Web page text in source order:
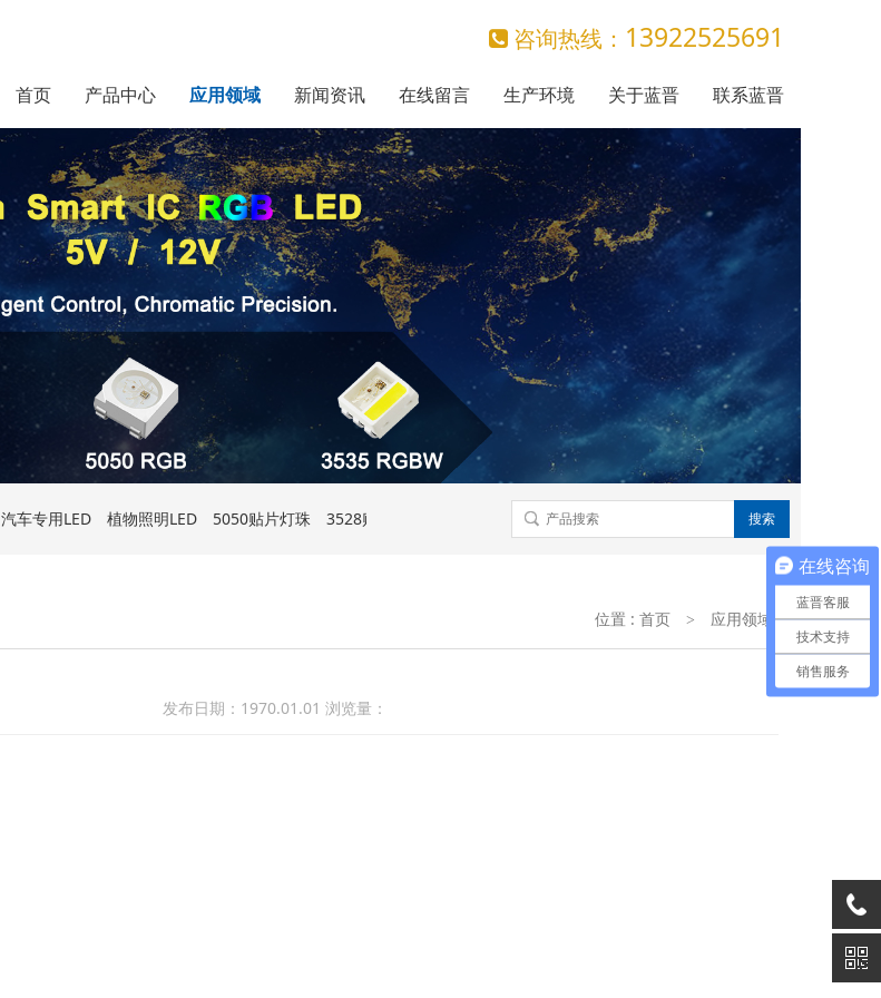
首页 产品中心 应用领域 新闻资讯 在线留言 生产环境 关于蓝晋 联系蓝晋
咨询热线： 13922525691
汽车专用LED 植物照明LED 5050贴片灯珠 3528贴片灯珠
位置 : 首页 > 应用领域
发布日期：1970.01.01 浏览量：
在线咨询
蓝晋客服
技术支持
销售服务